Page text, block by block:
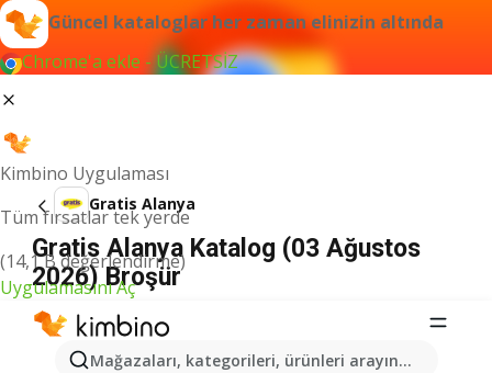
Güncel kataloglar her zaman elinizin altında
Chrome'a ekle - ÜCRETSİZ
Kimbino Uygulaması
Tüm fırsatlar tek yerde
(14,1 B değerlendirme)
Uygulamasını Aç
Mağazaları, kategorileri, ürünleri arayın...
Gratis Alanya
Gratis Alanya Katalog (03 Ağustos
2026) Broşür